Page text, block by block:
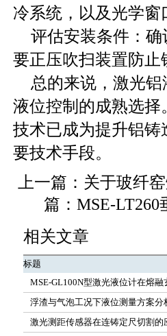
冷系统，以及光学
评估安装条件：
要正压吹扫装置防止
总的来说，激光
液位控制的成熟选
技术已成为提升铝
要技术手段。
上一篇： 关于玻纤
篇： MSE-
相关文章
标题
MSE-GL100N型激光液位计在熔
浮渣与气泡工况下液位测量方案分
激光测距传感器在连铸定尺切割的